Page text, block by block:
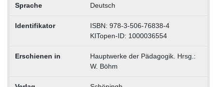
Sprache Deutsch
Identifikator
ISBN: 978-3-506-76838-4
KITopen-ID: 1000036554
Erschienen in
Hauptwerke der Pädagogik. Hrsg.:
W. Böhm